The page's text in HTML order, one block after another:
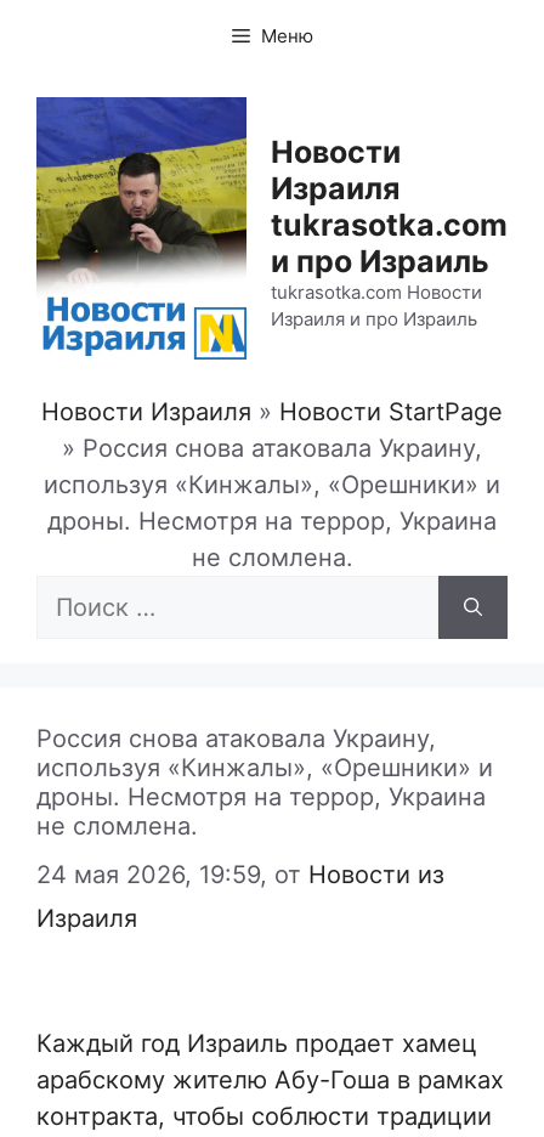
содержимому
Меню
Новости
Израиля
tukrasotka.com
и про Израиль
tukrasotka.com Новости
Израиля и про Израиль
Новости Израиля » Новости StartPage
» Россия снова атаковала Украину,
используя «Кинжалы», «Орешники» и
дроны. Несмотря на террор, Украина
не сломлена.
Поиск:
Россия снова атаковала Украину,
используя «Кинжалы», «Орешники» и
дроны. Несмотря на террор, Украина
не сломлена.
24 мая 2026, 19:59, от Новости из
Израиля
Каждый год Израиль продает хамец
арабскому жителю Абу-Гоша в рамках
контракта, чтобы соблюсти традиции